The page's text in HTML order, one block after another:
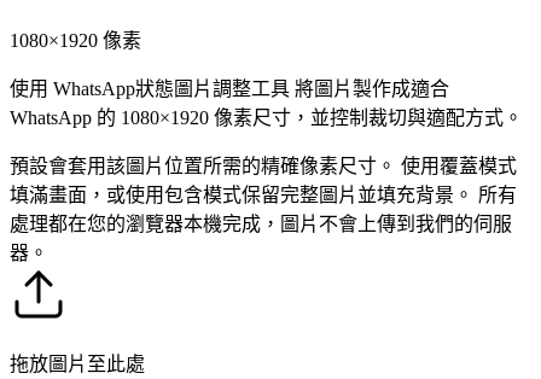
1080×1920 像素
使用 WhatsApp狀態圖片調整工具 將圖片製作成適合
WhatsApp 的 1080×1920 像素尺寸，並控制裁切與適配方式。
預設會套用該圖片位置所需的精確像素尺寸。 使用覆蓋模式
填滿畫面，或使用包含模式保留完整圖片並填充背景。 所有
處理都在您的瀏覽器本機完成，圖片不會上傳到我們的伺服
器。
拖放圖片至此處